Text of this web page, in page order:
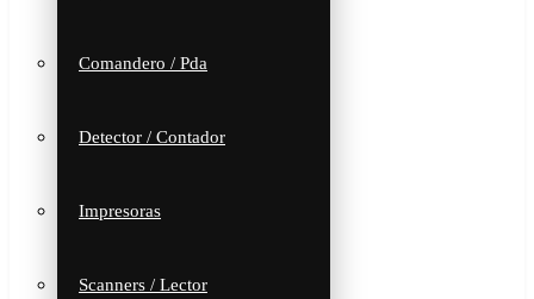
Comandero / Pda
Detector / Contador
Impresoras
Scanners / Lector